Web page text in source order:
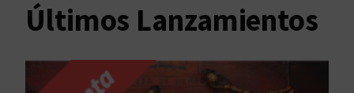
Últimos Lanzamientos